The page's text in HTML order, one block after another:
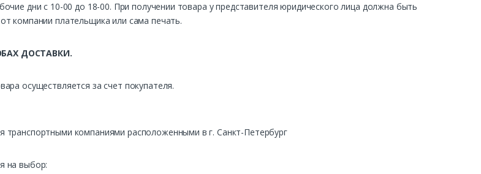
дни с 10-00 до 18-00. При получении товара у представителя юридического лица должна быть
компании плательщика или сама печать.
ДОСТАВКИ.
осуществляется за счет покупателя.
транспортными компаниями расположенными в г. Санкт-Петербург
на выбор: